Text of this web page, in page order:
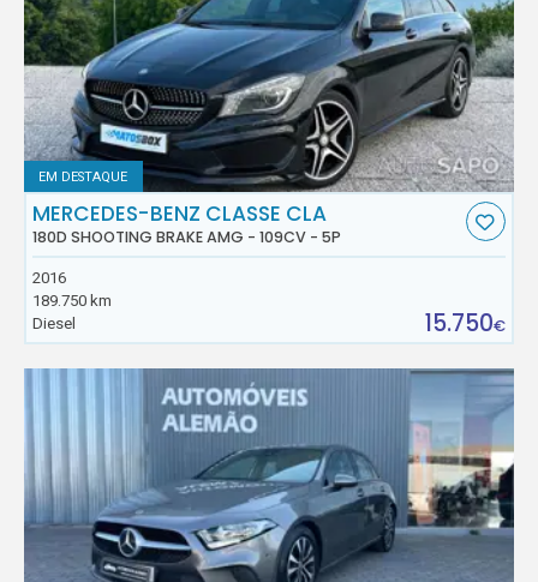
EM DESTAQUE
MERCEDES-BENZ CLASSE CLA
180D SHOOTING BRAKE AMG - 109CV - 5P
2016
189.750 km
Diesel
15.750€